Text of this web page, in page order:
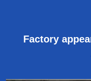
Factory